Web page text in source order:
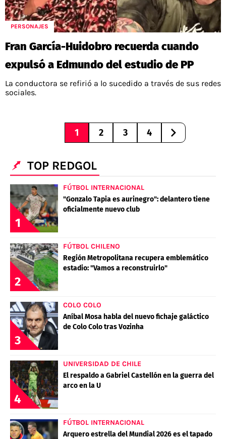
PERSONAJES
Fran García-Huidobro recuerda cuando
expulsó a Edmundo del estudio de PP
La conductora se refirió a lo sucedido a través de sus redes
sociales.
1 2 3 4
TOP REDGOL
1
FÚTBOL INTERNACIONAL
"Gonzalo Tapia es aurinegro": delantero tiene
oficialmente nuevo club
2
FÚTBOL CHILENO
Región Metropolitana recupera emblemático
estadio: "Vamos a reconstruirlo"
3
COLO COLO
Aníbal Mosa habla del nuevo fichaje galáctico
de Colo Colo tras Vozinha
4
UNIVERSIDAD DE CHILE
El respaldo a Gabriel Castellón en la guerra del
arco en la U
FÚTBOL INTERNACIONAL
Arquero estrella del Mundial 2026 es el tapado